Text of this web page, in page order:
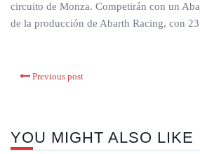
circuito de Monza. Competirán con un
de la producción de Abarth Racing, con
Previous post
YOU MIGHT ALSO LIKE